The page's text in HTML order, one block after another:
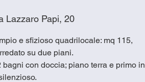
Lazzaro Papi, 20
e sfizioso quadrilocale: mq 115,
su due piani.
con doccia; piano terra e primo in